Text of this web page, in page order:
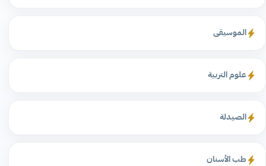
الموسيقى
علوم التربية
الصيدلة
طب الأسنان